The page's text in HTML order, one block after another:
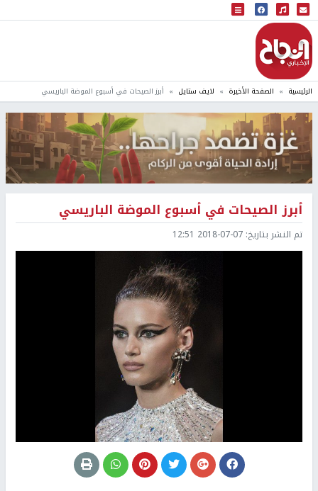
البث المباشر
إذاعة النجاح
الرئيسية الصفحة الأخيرة لايف ستايل أبرز الصيحات في أسبوع الموضة الباريسي
أبرز الصيحات في أسبوع الموضة الباريسي
تم النشر بتاريخ: 2018-07-07 12:51